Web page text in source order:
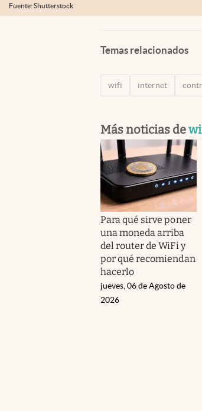
Fuente: Shutterstock
Temas relacionados
wifi internet
Más noticias de
Para qué sirve poner
una moneda arriba
del router de WiFi y
por qué recomiendan
hacerlo
jueves, 06 de Agosto de
2026